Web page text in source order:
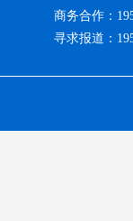
商务合作：
寻求报道：